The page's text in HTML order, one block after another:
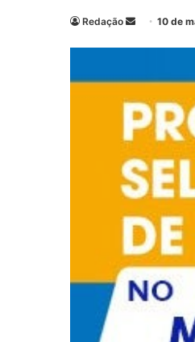
Redação
d
e
u
e
-
m
a
l
10 de